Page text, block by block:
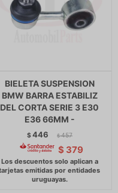
BIELETA SUSPENSION
BMW BARRA ESTABILIZ
DEL CORTA SERIE 3 E30
E36 66MM -
$446 $ 457
$ 379